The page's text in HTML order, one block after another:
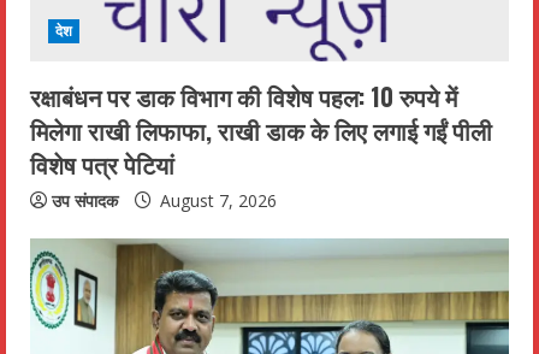
n
g
देश
रक्षाबंधन पर डाक विभाग की विशेष पहल: 10 रुपये में
मिलेगा राखी लिफाफा, राखी डाक के लिए लगाई गईं पीली
विशेष पत्र पेटियां
उप संपादक August 7, 2026